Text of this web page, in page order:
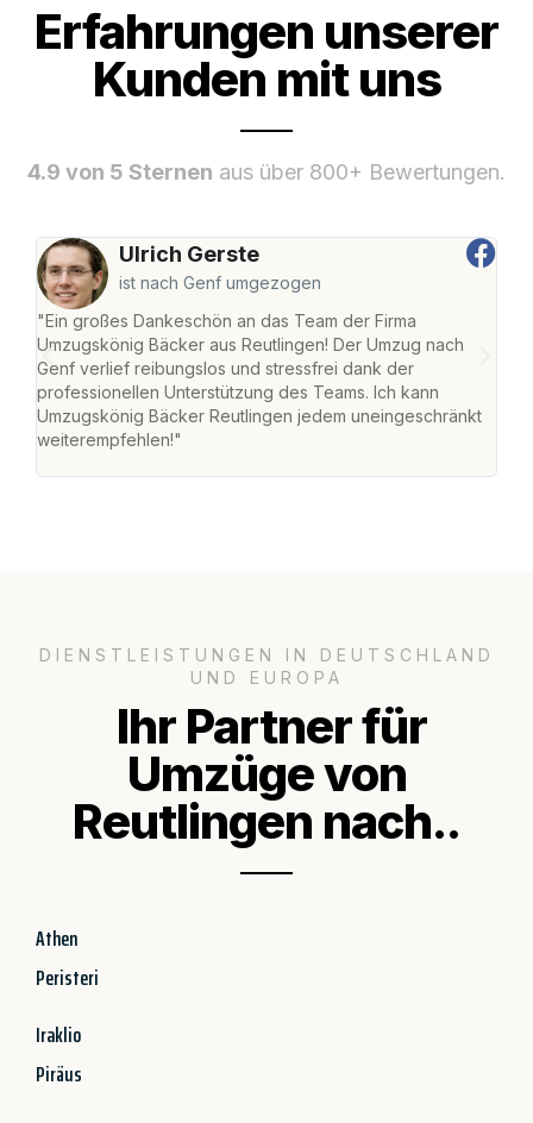
Erfahrungen unserer
Kunden mit uns
4.9 von 5 Sternen aus über 800+ Bewertungen.
Ulrich Gerste
ist nach Genf umgezogen
"Ein großes Dankeschön an das Team der Firma
Umzugskönig Bäcker aus Reutlingen! Der Umzug nach
Genf verlief reibungslos und stressfrei dank der
professionellen Unterstützung des Teams. Ich kann
Umzugskönig Bäcker Reutlingen jedem uneingeschränkt
weiterempfehlen!"
DIENSTLEISTUNGEN IN DEUTSCHLAND
UND EUROPA
Ihr Partner für
Umzüge von
Reutlingen nach..
Athen
Peristeri
Iraklio
Piräus